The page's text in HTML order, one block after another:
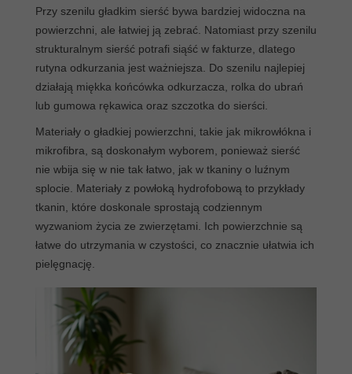
Przy szenilu gładkim sierść bywa bardziej widoczna na
powierzchni, ale łatwiej ją zebrać. Natomiast przy szenilu
strukturalnym sierść potrafi siąść w fakturze, dlatego
rutyna odkurzania jest ważniejsza. Do szenilu najlepiej
działają miękka końcówka odkurzacza, rolka do ubrań
lub gumowa rękawica oraz szczotka do sierści.
Materiały o gładkiej powierzchni, takie jak mikrowłókna i
mikrofibra, są doskonałym wyborem, ponieważ sierść
nie wbija się w nie tak łatwo, jak w tkaniny o luźnym
splocie. Materiały z powłoką hydrofobową to przykłady
tkanin, które doskonale sprostają codziennym
wyzwaniom życia ze zwierzętami. Ich powierzchnie są
łatwe do utrzymania w czystości, co znacznie ułatwia ich
pielęgnację.